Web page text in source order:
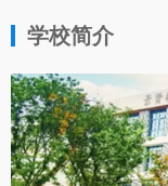
学校简介